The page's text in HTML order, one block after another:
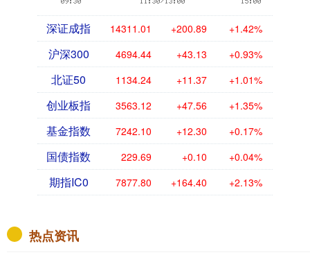
深证成指 14311.01 +200.89 +1.42%
沪深300 4694.44 +43.13 +0.93%
北证50 1134.24 +11.37 +1.01%
创业板指 3563.12 +47.56 +1.35%
基金指数 7242.10 +12.30 +0.17%
国债指数 229.69 +0.10 +0.04%
期指IC0 7877.80 +164.40 +2.13%
热点资讯